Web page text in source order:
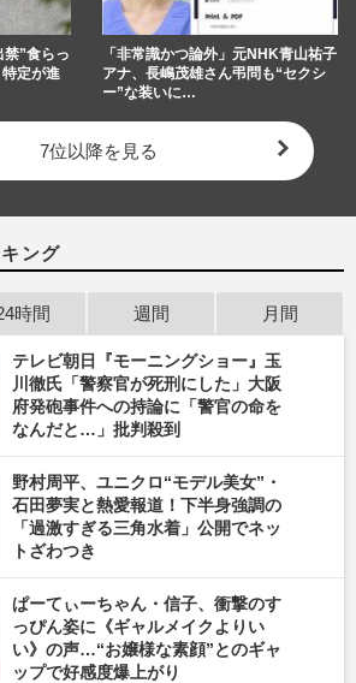
”食らっ
定が進
「非常識かつ論外」元NHK青山祐子
アナ、長嶋茂雄さん弔問も“セクシ
ー”な装いに…
7位以降を見る
ング
時間 週間 月間
テレビ朝日『モーニングショー』玉
川徹氏「警察官が死刑にした」大阪
府発砲事件への持論に「警官の命を
なんだと…」批判殺到
野村周平、ユニクロ“モデル美女”・
石田夢実と熱愛報道！下半身強調の
「過激すぎる三角水着」公開でネッ
トざわつき
ぱーてぃーちゃん・信子、衝撃のす
っぴん姿に《ギャルメイクよりい
い》の声…“お嬢様な素顔”とのギャ
ップで好感度爆上がり